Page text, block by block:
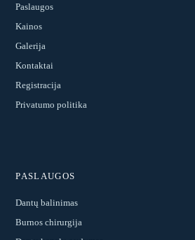
Paslaugos
Kainos
Galerija
Kontaktai
Registracija
Privatumo politika
PASLAUGOS
Dantų balinimas
Burnos chirurgija